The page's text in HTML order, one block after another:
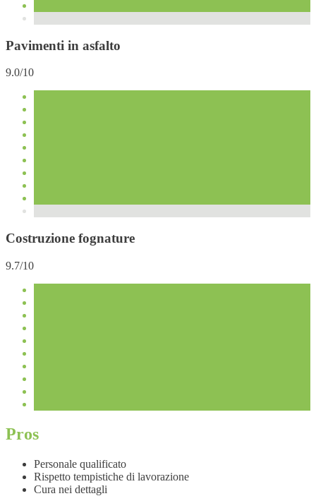
Pavimenti in asfalto
9.0/10
Costruzione fognature
9.7/10
Pros
Personale qualificato
Rispetto tempistiche di lavorazione
Cura nei dettagli